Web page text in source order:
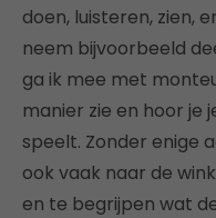
doen, luisteren, zien,
neem bijvoorbeeld
ga ik mee met
manier zie en hoor je
speelt. Zonder enige
ook vaak naar de
en te begrijpen wat